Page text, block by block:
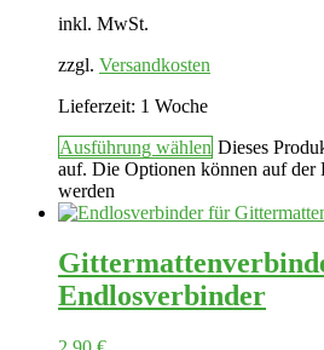
inkl. MwSt.
zzgl. Versandkosten
Lieferzeit: 1 Woche
Ausführung wählen Dieses
auf. Die Optionen können auf der
werden
Endlosverbinder